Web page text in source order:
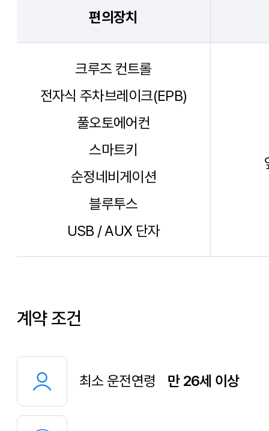
편의장치
크루즈 컨트롤
전자식 주차브레이크(EPB)
풀오토에어컨
스마트키
순정네비게이션
블루투스
USB / AUX 단자
계약 조건
최소 운전연령 만 26세 이상